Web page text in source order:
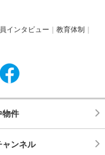
インタビュー
教育体制
物件
ャンネル